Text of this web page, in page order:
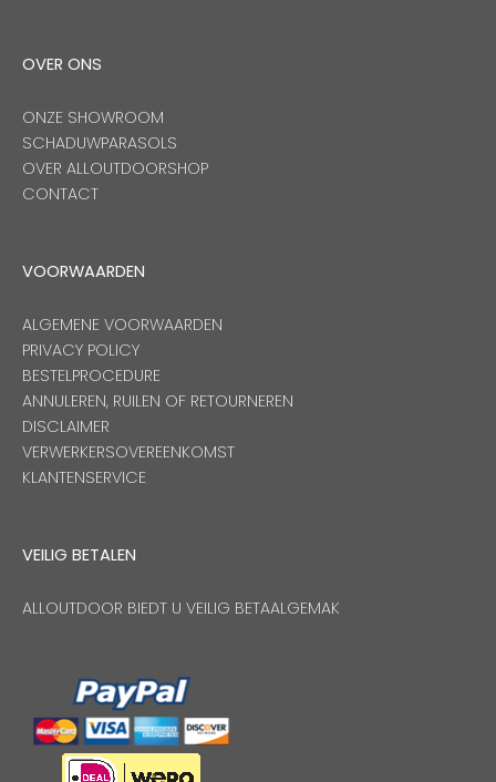
OVER ONS
ONZE SHOWROOM
SCHADUWPARASOLS
OVER ALLOUTDOORSHOP
CONTACT
VOORWAARDEN
ALGEMENE VOORWAARDEN
PRIVACY POLICY
BESTELPROCEDURE
ANNULEREN, RUILEN OF RETOURNEREN
DISCLAIMER
VERWERKERSOVEREENKOMST
KLANTENSERVICE
VEILIG BETALEN
ALLOUTDOOR BIEDT U VEILIG BETAALGEMAK